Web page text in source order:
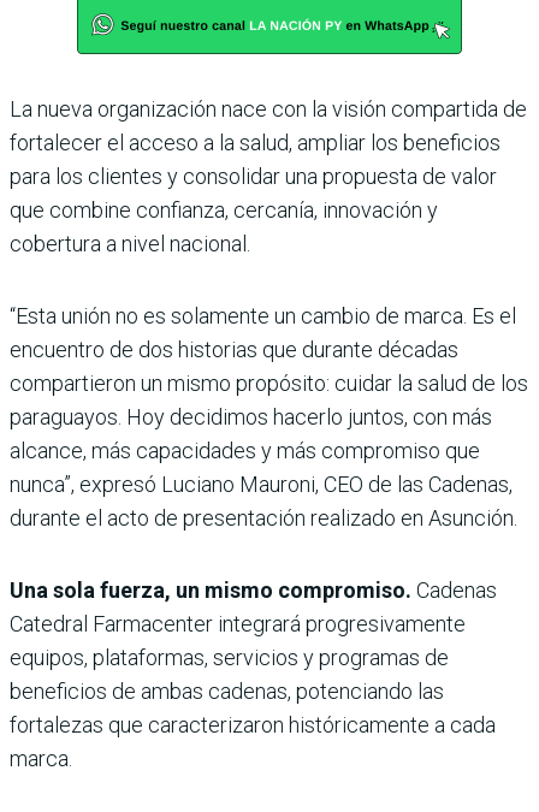
La nueva organización nace con la visión compartida de
fortalecer el acceso a la salud, ampliar los beneficios
para los clientes y consolidar una propuesta de valor
que combine confianza, cercanía, innovación y
cobertura a nivel nacional.
“Esta unión no es solamente un cambio de marca. Es el
encuentro de dos historias que durante décadas
compartieron un mismo propósito: cuidar la salud de los
paraguayos. Hoy decidimos hacerlo juntos, con más
alcance, más capacidades y más compromiso que
nunca”, expresó Luciano Mauroni, CEO de las Cadenas,
durante el acto de presentación realizado en Asunción.
Una sola fuerza, un mismo compromiso. Cadenas
Catedral Farmacenter integrará progresivamente
equipos, plataformas, servicios y programas de
beneficios de ambas cadenas, potenciando las
fortalezas que caracterizaron históricamente a cada
marca.